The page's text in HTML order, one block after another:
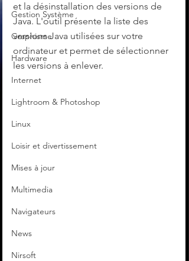
Gestion Système
Graphisme
Hardware
Internet
Lightroom & Photoshop
Linux
Loisir et divertissement
Mises à jour
Multimedia
Navigateurs
News
Nirsoft
et la désinstallation des versions de
Java. L'outil présente la liste des
versions Java utilisées sur votre
ordinateur et permet de sélectionner
les versions à enlever.